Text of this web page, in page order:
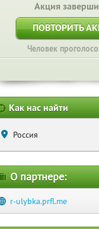
Акция
ПОВТОРИТЬ
Человек
Как нас найти
Россия
О партнере:
r-ulybka.prfl.me